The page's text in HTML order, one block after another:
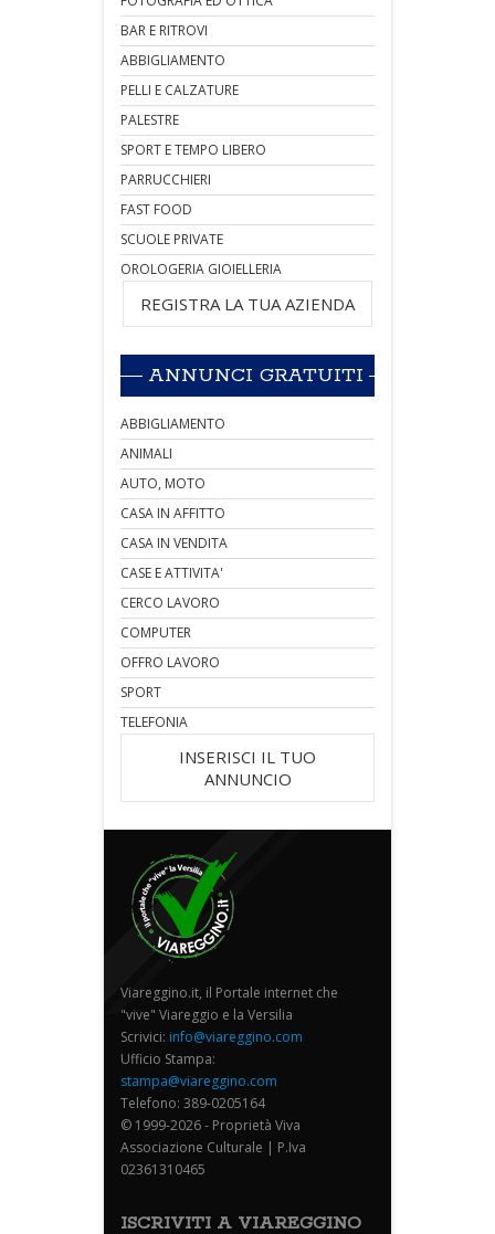
BAR E RITROVI
ABBIGLIAMENTO
PELLI E CALZATURE
PALESTRE
SPORT E TEMPO LIBERO
PARRUCCHIERI
FAST FOOD
SCUOLE PRIVATE
OROLOGERIA GIOIELLERIA
REGISTRA LA TUA AZIENDA
ANNUNCI GRATUITI
ABBIGLIAMENTO
ANIMALI
AUTO, MOTO
CASA IN AFFITTO
CASA IN VENDITA
CASE E ATTIVITA'
CERCO LAVORO
COMPUTER
OFFRO LAVORO
SPORT
TELEFONIA
INSERISCI IL TUO
ANNUNCIO
Viareggino.it, il Portale internet che
"vive" Viareggio e la Versilia
Scrivici: info@viareggino.com
Ufficio Stampa:
stampa@viareggino.com
Telefono: 389-0205164
© 1999-2026 - Proprietà Viva
Associazione Culturale | P.Iva
02361310465
ISCRIVITI A VIAREGGINO